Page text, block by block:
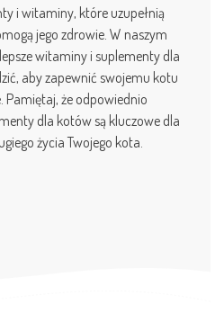
i witaminy, które uzupełnią
jego zdrowie. W naszym
witaminy i suplementy dla
aby zapewnić swojemu kotu
Pamiętaj, że odpowiednio
dla kotów są kluczowe dla
życia Twojego kota.